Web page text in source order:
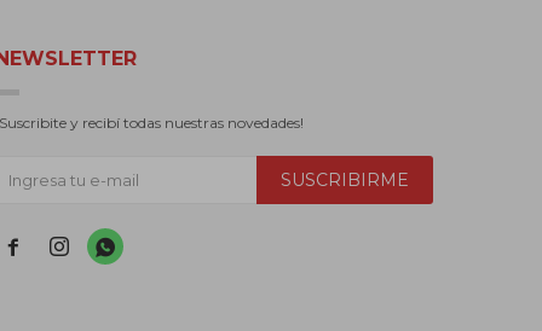
y recibí todas nuestras novedades!
SUSCRIBIRME
  